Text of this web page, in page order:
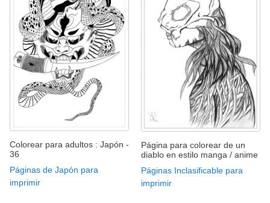
Colorear para adultos : Japón -
36
Páginas de Japón para
imprimir
Página para colorear de un
diablo en estilo manga / anime
Páginas Inclasificable para
imprimir